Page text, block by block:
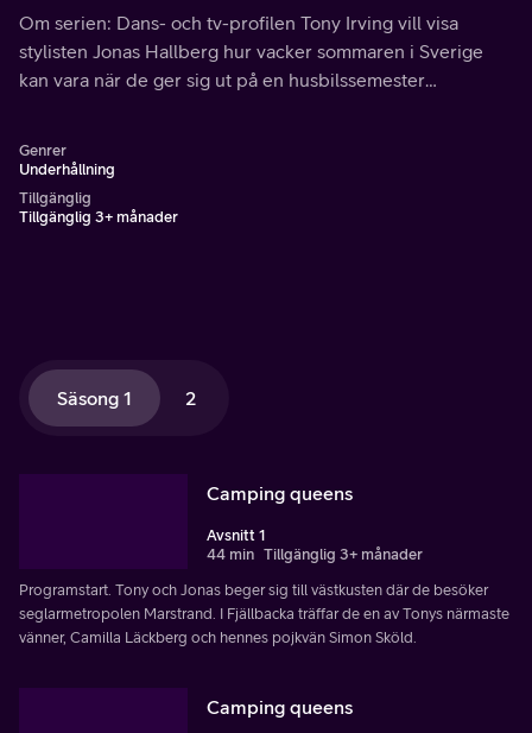
Wallin som bor i ett torp mitt ute i skogen.
Om serien: Dans- och tv-profilen Tony Irving vill visa
stylisten Jonas Hallberg hur vacker sommaren i Sverige
kan vara när de ger sig ut på en husbilssemester
Genrer
Underhållning
Tillgänglig
Tillgänglig 3+ månader
Säsong 1 2
Camping queens
Avsnitt 1
44 min Tillgänglig 3+ månader
Programstart. Tony och Jonas beger sig till västkusten där de besöker
seglarmetropolen Marstrand. I Fjällbacka träffar de en av Tonys närmaste
vänner, Camilla Läckberg och hennes pojkvän Simon Sköld.
Camping queens